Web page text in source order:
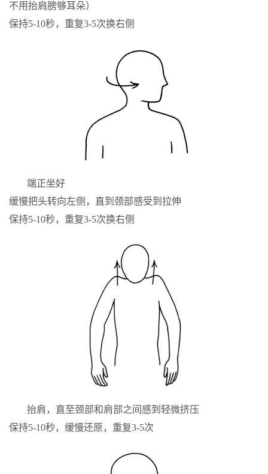
不用抬肩膀够耳朵）
保持5-10秒，重复3-5次换右侧
端正坐好
缓慢把头转向左侧，直到颈部感受到拉伸
保持5-10秒，重复3-5次换右侧
抬肩，直至颈部和肩部之间感到轻微挤压
保持5-10秒，缓慢还原，重复3-5次